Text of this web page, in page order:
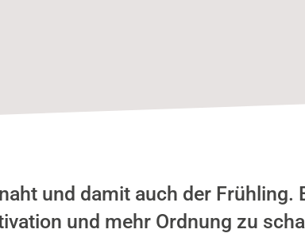
und damit auch der Frühling.
und mehr Ordnung zu